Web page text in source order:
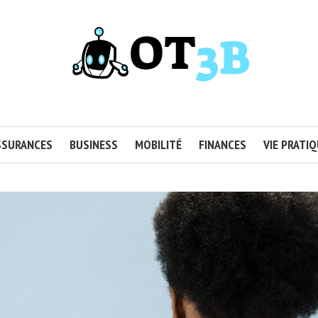
BUSINESS MOBILITÉ FINANCES VIE